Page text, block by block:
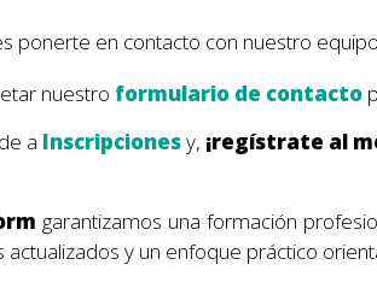
ponerte en contacto con nuestro
nuestro formulario de contacto
a Inscripcionesy, ¡regístrate al
garantizamos una formación
actualizados y un enfoque práctico